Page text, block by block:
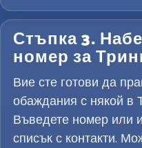
Стъпка 3.
номер за
Вие сте готови да
обаждания с някой в
Въведете номер или
списък с контакти.